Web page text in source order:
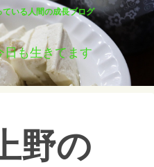
いる人間の成長ブログ
日も生きてます
野の